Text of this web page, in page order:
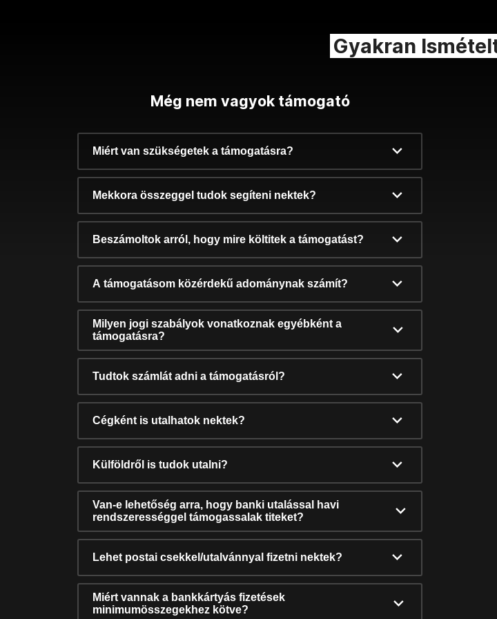
Gyakran
Még nem vagyok támogató
Miért van szükségetek a támogatásra?
Mekkora összeggel tudok segíteni nektek?
Beszámoltok arról, hogy mire költitek a támogatást?
A támogatásom közérdekű adománynak számít?
Milyen jogi szabályok vonatkoznak egyébként a
támogatásra?
Tudtok számlát adni a támogatásról?
Cégként is utalhatok nektek?
Külföldről is tudok utalni?
Van-e lehetőség arra, hogy banki utalással havi
rendszerességgel támogassalak titeket?
Lehet postai csekkel/utalvánnyal fizetni nektek?
Miért vannak a bankkártyás fizetések
minimumösszegekhez kötve?